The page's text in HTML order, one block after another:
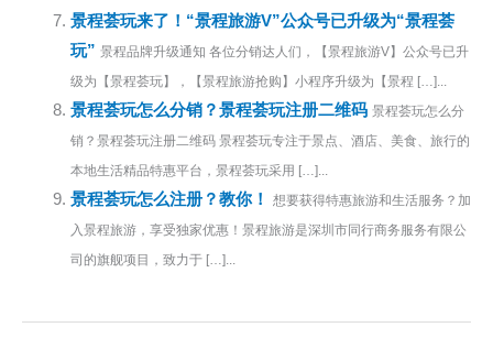
景程荟玩来了！“景程旅游V”公众号已升级为“景程荟
玩” 景程品牌升级通知 各位分销达人们，【景程旅游V】公众号已升
级为【景程荟玩】，【景程旅游抢购】小程序升级为【景程 […]...
景程荟玩怎么分销？景程荟玩注册二维码 景程荟玩怎么分
销？景程荟玩注册二维码 景程荟玩专注于景点、酒店、美食、旅行的
本地生活精品特惠平台，景程荟玩采用 […]...
景程荟玩怎么注册？教你！ 想要获得特惠旅游和生活服务？加
入景程旅游，享受独家优惠！景程旅游是深圳市同行商务服务有限公
司的旗舰项目，致力于 […]...